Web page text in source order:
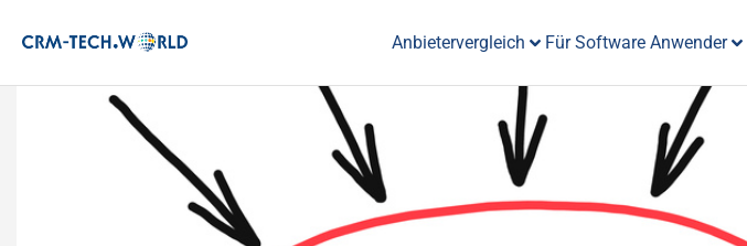
Anbietervergleich Für Software Anwender